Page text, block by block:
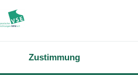
Zustimmung